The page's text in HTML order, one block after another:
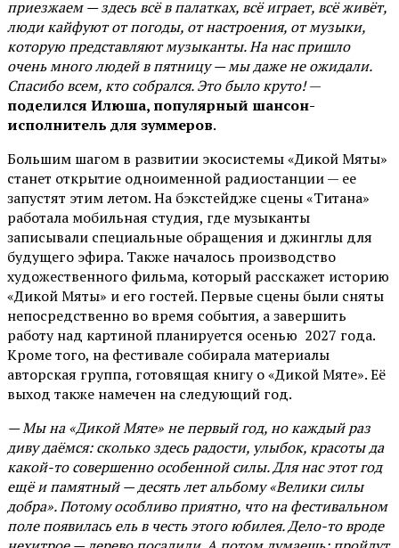
приезжаем — здесь всё в палатках, всё играет, всё живёт,
люди кайфуют от погоды, от настроения, от музыки,
которую представляют музыканты. На нас пришло
очень много людей в пятницу — мы даже не ожидали.
Спасибо всем, кто собрался. Это было круто!—
поделился Илюша, популярный шансон-
исполнитель для зуммеров.
Большим шагом в развитии экосистемы «Дикой Мяты»
станет открытие одноименной радиостанции — ее
запустят этим летом. На бэкстейдже сцены «Титана»
работала мобильная студия, где музыканты
записывали специальные обращения и джинглы для
будущего эфира. Также началось производство
художественного фильма, который расскажет историю
«Дикой Мяты» и его гостей. Первые сцены были сняты
непосредственно во время события, а завершить
работу над картиной планируется осенью 2027 года.
Кроме того, на фестивале собирала материалы
авторская группа, готовящая книгу о «Дикой Мяте». Её
выход также намечен на следующий год.
— Мы на «Дикой Мяте» не первый год, но каждый раз
диву даёмся: сколько здесь радости, улыбок, красоты да
какой-то совершенно особенной силы. Для нас этот год
ещё и памятный — десять лет альбому «Велики силы
добра». Потому особливо приятно, что на фестивальном
поле появилась ель в честь этого юбилея. Дело-то вроде